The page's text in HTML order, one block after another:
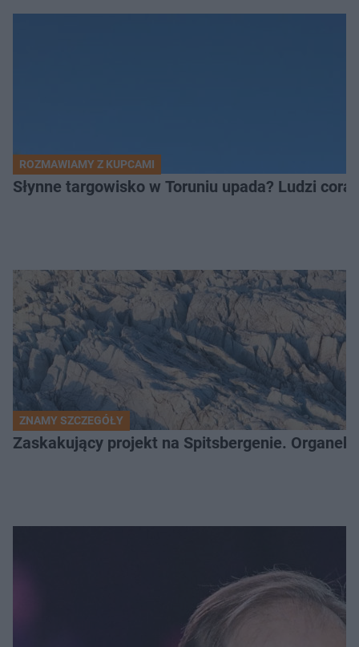
ROZMAWIAMY Z KUPCAMI
Słynne targowisko w Toruniu upada? Ludzi
ZNAMY SZCZEGÓŁY
Zaskakujący projekt na Spitsbergenie.